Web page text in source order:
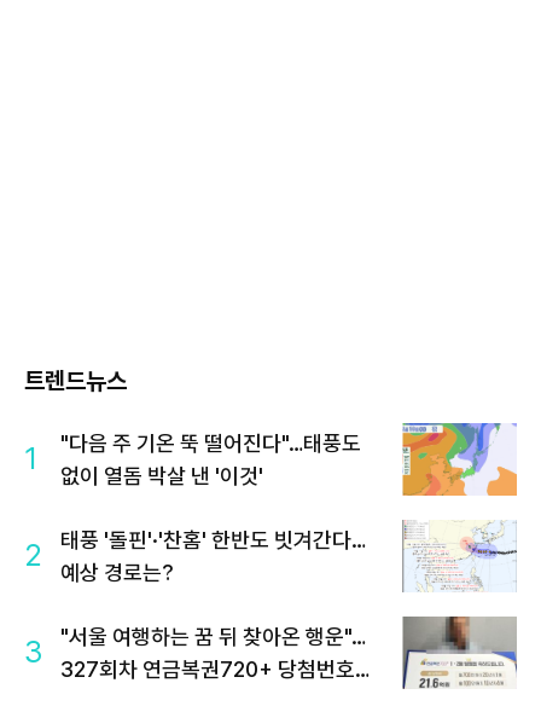
트렌드뉴스
1
"다음 주 기온 뚝 떨어진다"…태풍도
없이 열돔 박살 낸 '이것'
2
태풍 '돌핀'·'찬홈' 한반도 빗겨간다…
예상 경로는?
3
"서울 여행하는 꿈 뒤 찾아온 행운"…
327회차 연금복권720+ 당첨번호조